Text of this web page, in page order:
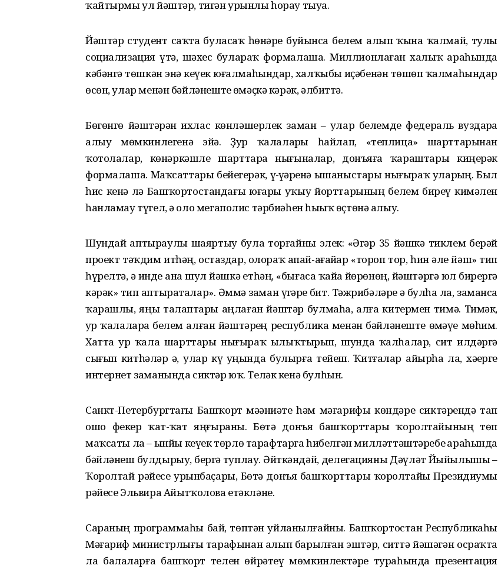
ҡайтырмы ул йәштәр, тигән урынлы һорау тыуа.
Йәштәр студент саҡта буласаҡ һөнәре буйынса белем алып ҡына ҡалмай, тулы
социализация үтә, шәхес булараҡ формалаша. Миллионлаған халыҡ араһында
кәбәнгә төшкән энә кеүек юғалмаһындар, халҡыбыҙ иҫәбенән төшөп ҡалмаһындар
өсөн, улар менән бәйләнеште өҙмәҫкә кәрәк, әлбиттә.
Бөгөнгө йәштәрҙән ихлас көнләшерлек заман – улар белемде федераль вуздарҙа
алыу мөмкинлегенә эйә. Ҙур ҡалаларҙы һайлап, «теплица» шарттарынан
ҡотолалар, көнәркәшле шарттарҙа нығыналар, донъяға ҡараштары киңерәк
формалаша. Маҡсаттары бейегерәк, үҙ-үҙҙәренә ышаныстары нығыраҡ уларҙың. Был
һис кенә лә Башҡортостандағы юғары уҡыу йорттарының белем биреү кимәлен
һанламау түгел, ә оло мегаполис тәрбиәһен һыҙыҡ өҫтөнә алыу.
Шундай аптыраулы шаяртыу була торғайны элек: «Әгәр 35 йәшкә тиклем берәй
проект тәҡдим итһәң, остаздар, олораҡ апай-ағайҙар «тороп тор, һин әле йәш» тип
һүрелтә, ә инде ана шул йәшкә етһәң, «бығаса ҡайҙа йөрөнөң, йәштәргә юл бирергә
кәрәк» тип аптыраталар». Әммә заман үҙгәрҙе бит. Тәжрибәләре әҙ булһа ла, заманса
ҡарашлы, яңы талаптарҙы аңлаған йәштәр булмаһа, алға китермен тимә. Тимәк,
ҙур ҡалаларҙа белем алған йәштәрҙең республика менән бәйләнеште өҙмәүе мөһим.
Хатта ҙур ҡала шарттары нығыраҡ ылыҡтырып, шунда ҡалһалар, сит илдәргә
сығып китһәләр ҙә, улар күҙ уңында булырға тейеш. Ҡитғалар айырһа ла, хәҙерге
интернет заманында сиктәр юҡ. Теләк кенә булһын.
Санкт-Петербургтағы Башҡорт мәҙәниәте һәм мәғарифы көндәре сиктәрендә тап
ошо фекер ҡат-ҡат яңғыраны. Бөтә донъя башҡорттары ҡоролтайының төп
маҡсаты ла – ынйы кеүек төрлө тарафтарға һибелгән милләттәштәребеҙ араһында
бәйләнеш булдырыу, бергә туплау. Әйткәндәй, делегацияны Дәүләт Йыйылышы –
Ҡоролтай рәйесе урынбаҫары, Бөтә донъя башҡорттары ҡоролтайы Президиумы
рәйесе Эльвира Айытҡолова етәкләне.
Сараның программаһы бай, төптән уйланылғайны. Башҡортостан Республикаһы
Мәғариф министрлығы тарафынан алып барылған эштәр, ситтә йәшәгән осраҡта
ла балаларға башҡорт телен өйрәтеү мөмкинлектәре тураһында презентация